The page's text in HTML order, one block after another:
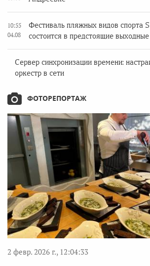
10:55
04.08
Фестиваль пляжных видов спорта
состоится в предстоящие выходные
Сервер синхронизации времени:
оркестр в сети
ФОТОРЕПОРТАЖ
2 февр. 2026 г., 12:04:33